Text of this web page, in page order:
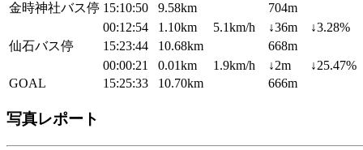
金時神社バス停 15:10:50 9.58km
704m
00:12:54
1.10km 5.1km/h ↓36m
↓3.28%
仙石バス停
15:23:44 10.68km
668m
00:00:21
0.01km 1.9km/h ↓2m
↓25.47%
GOAL
15:25:33 10.70km 666m
写真レポート